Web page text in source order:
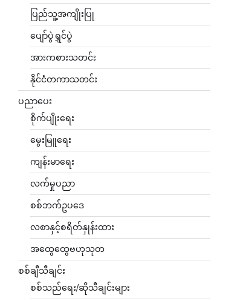
ပြည်သူ့အကျိုးပြု
ပျော်ပွဲရွှင်ပွဲ
အားကစားသတင်း
နိုင်ငံတကာသတင်း
ပညာပေး
စိုက်ပျိုးရေး
မွေးမြူရေး
ကျန်းမာရေး
လက်မှုပညာ
စစ်ဘက်ဥပဒေ
လစာနှင့်စရိတ်နှုန်းထား
အထွေထွေဗဟုသုတ
စစ်ချီသီချင်း
စစ်သည်ရေး/ဆိုသီချင်းများ